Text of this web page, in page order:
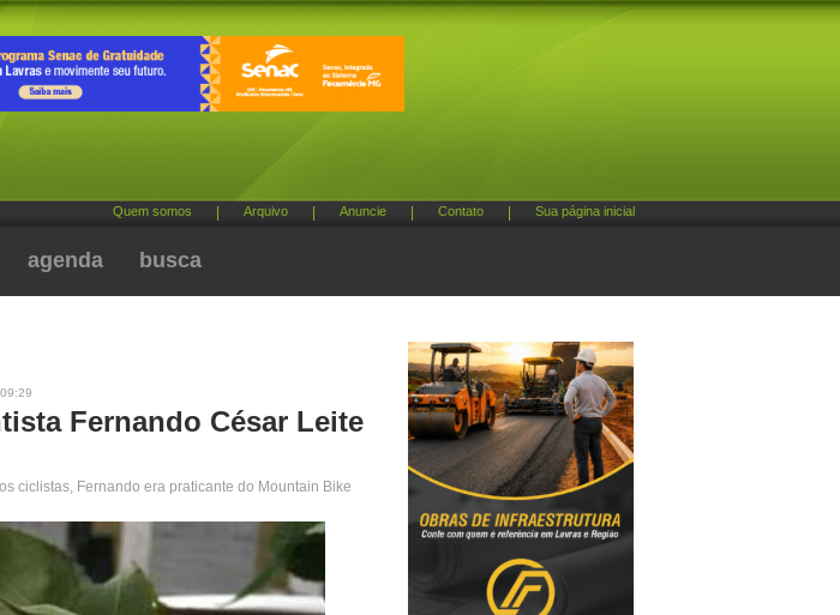
Quem somos Arquivo Anuncie Contato Sua página inicial
agenda busca
Fernando César Leite
ciclistas, Fernando era praticante do Mountain Bike